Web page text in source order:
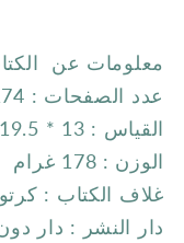
معلومات عن
عدد الصفحات : 174 ص
القياس : 13 * 19.5 سم
الوزن : 178 غرام
غلاف الكتاب :
دار النشر : دار